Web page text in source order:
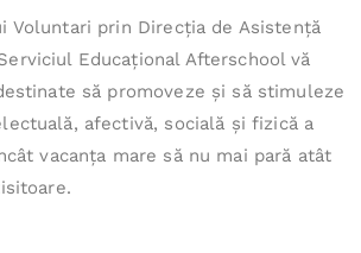
Voluntari prin Direcţia de Asistenţă
Educaţional Afterschool vă
să promoveze şi să stimuleze
afectivă, socială şi fizică a
vacanţa mare să nu mai pară atât